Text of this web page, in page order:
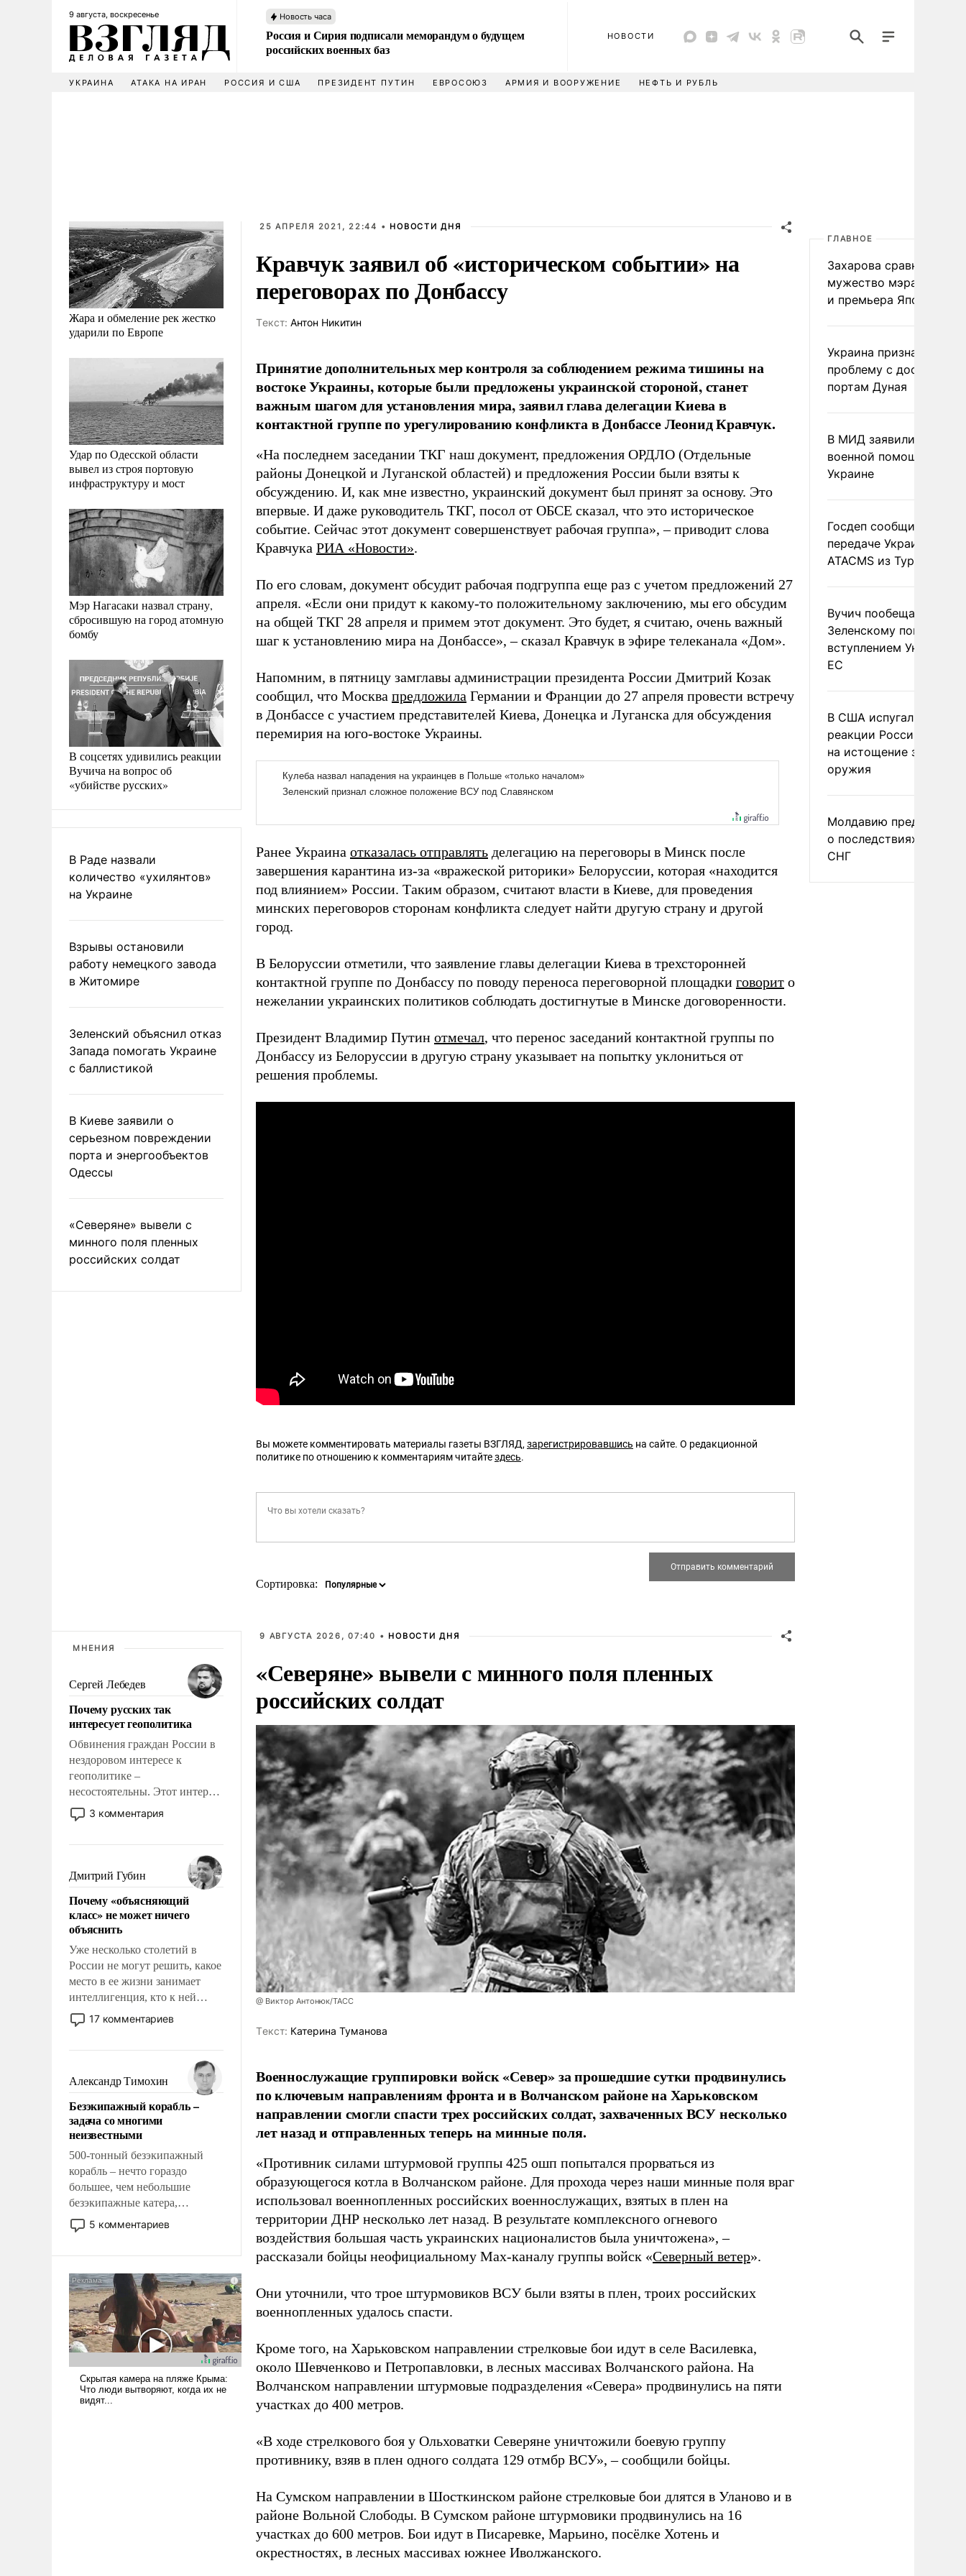
9 августа, воскресенье Новость часа
Россия и Сирия подписали меморандум о будущем
российских военных баз
НОВОСТИ
УКРАИНА АТАКА НА ИРАН РОССИЯ И США ПРЕЗИДЕНТ ПУТИН ЕВРОСОЮЗ АРМИЯ И ВООРУЖЕНИЕ НЕФТЬ И РУБЛЬ
Жара и обмеление рек жестко
ударили по Европе
Удар по Одесской области
вывел из строя портовую
инфраструктуру и мост
Мэр Нагасаки назвал страну,
сбросившую на город атомную
бомбу
В соцсетях удивились реакции
Вучича на вопрос об
«убийстве русских»
В Раде назвали
количество «ухилянтов»
на Украине
Взрывы остановили
работу немецкого завода
в Житомире
Зеленский объяснил отказ
Запада помогать Украине
с баллистикой
В Киеве заявили о
серьезном повреждении
порта и энергообъектов
Одессы
«Северяне» вывели с
минного поля пленных
российских солдат
МНЕНИЯ
Сергей Лебедев
Почему русских так
интересует геополитика
Обвинения граждан России в
нездоровом интересе к
геополитике –
несостоятельны. Этот интерес
рационален и прагматичен. Он
обусловлен тысячелетним
фундаментальным знанием,
что мировая политика имеет
свойство заявляться на порог
нашего дома.
3 комментария
Дмитрий Губин
Почему «объясняющий
класс» не может ничего
объяснить
Уже несколько столетий в
России не могут решить, какое
место в ее жизни занимает
интеллигенция, кто к ней
принадлежит, а кого из нее
исключили с правом
чем она отличается от просто
образованных людей. Иногда
казалось, что эти вопросы
решены раз и навсегда, но –
нет, не решены.
17 комментариев
Александр Тимохин
Безэкипажный корабль –
задача со многими
неизвестными
500-тонный безэкипажный
корабль – нечто гораздо
большее, чем небольшие
безэкипажные катера,
применение которых уже
стало обыденностью. Задача по
и ее реализация радикально
поднимет наши боевые
возможности.
5 комментариев
25 АПРЕЛЯ 2021, 22:44 • НОВОСТИ ДНЯ
Кравчук заявил об «историческом событии» на
переговорах по Донбассу
Tекст: Антон Никитин
Принятие дополнительных мер контроля за соблюдением режима тишины на
востоке Украины, которые были предложены украинской стороной, станет
важным шагом для установления мира, заявил глава делегации Киева в
контактной группе по урегулированию конфликта в Донбассе Леонид Кравчук.
«На последнем заседании ТКГ наш документ, предложения ОРДЛО (Отдельные
районы Донецкой и Луганской областей) и предложения России были взяты к
обсуждению. И, как мне известно, украинский документ был принят за основу. Это
впервые. И даже руководитель ТКГ, посол от ОБСЕ сказал, что это историческое
событие. Сейчас этот документ совершенствует рабочая группа», – приводит слова
Кравчука РИА «Новости».
По его словам, документ обсудит рабочая подгруппа еще раз с учетом предложений 27
апреля. «Если они придут к какому-то положительному заключению, мы его обсудим
на общей ТКГ 28 апреля и примем этот документ. Это будет, я считаю, очень важный
шаг к установлению мира на Донбассе», – сказал Кравчук в эфире телеканала «Дом».
Напомним, в пятницу замглавы администрации президента России Дмитрий Козак
сообщил, что Москва предложила Германии и Франции до 27 апреля провести встречу
в Донбассе с участием представителей Киева, Донецка и Луганска для обсуждения
перемирия на юго-востоке Украины.
Ранее Украина отказалась отправлять делегацию на переговоры в Минск после
завершения карантина из-за «вражеской риторики» Белоруссии, которая «находится
под влиянием» России. Таким образом, считают власти в Киеве, для проведения
минских переговоров сторонам конфликта следует найти другую страну и другой
город.
В Белоруссии отметили, что заявление главы делегации Киева в трехсторонней
контактной группе по Донбассу по поводу переноса переговорной площадки говорит о
нежелании украинских политиков соблюдать достигнутые в Минске договоренности.
Президент Владимир Путин отмечал, что перенос заседаний контактной группы по
Донбассу из Белоруссии в другую страну указывает на попытку уклониться от
решения проблемы.
Вы можете комментировать материалы газеты ВЗГЛЯД, зарегистрировавшись на сайте. О редакционной
политике по отношению к комментариям читайтездесь.
Сортировка:
9 АВГУСТА 2026, 07:40 • НОВОСТИ ДНЯ
«Северяне» вывели с минного поля пленных
российских солдат
@ Виктор Антонюк/ТАСС
Tекст: Катерина Туманова
Военнослужащие группировки войск «Север» за прошедшие сутки продвинулись
по ключевым направлениям фронта и в Волчанском районе на Харьковском
направлении смогли спасти трех российских солдат, захваченных ВСУ несколько
лет назад и отправленных теперь на минные поля.
«Противник силами штурмовой группы 425 ошп попытался прорваться из
образующегося котла в Волчанском районе. Для прохода через наши минные поля враг
использовал военнопленных российских военнослужащих, взятых в плен на
территории ДНР несколько лет назад. В результате комплексного огневого
воздействия большая часть украинских националистов была уничтожена», –
рассказали бойцы неофициальному Max-каналу группы войск «Северный ветер».
Они уточнили, что трое штурмовиков ВСУ были взяты в плен, троих российских
военнопленных удалось спасти.
Кроме того, на Харьковском направлении стрелковые бои идут в селе Василевка,
около Шевченково и Петропавловки, в лесных массивах Волчанского района. На
Волчанском направлении штурмовые подразделения «Севера» продвинулись на пяти
участках до 400 метров.
«В ходе стрелкового боя у Ольховатки Северяне уничтожили боевую группу
противнику, взяв в плен одного солдата 129 отмбр ВСУ», – сообщили бойцы.
На Сумском направлении в Шосткинском районе стрелковые бои длятся в Уланово и в
районе Вольной Слободы. В Сумском районе штурмовики продвинулись на 16
участках до 600 метров. Бои идут в Писаревке, Марьино, посёлке Хотень и
окрестностях, в лесных массивах южнее Иволжанского.
ГЛАВНОЕ
Захарова сравнила
мужество мэра
и премьера Японии
Украина признала
проблему с доступом к
портам Дуная
В МИД заявили о
военной помощи
Украине
Госдеп сообщил о
передаче Украине
ATACMS из Турции
Вучич пообещал
Зеленскому помочь со
вступлением Украины в
ЕС
В США испугались
реакции России и
на истощение запасов
оружия
Молдавию
о последствиях выхода
СНГ